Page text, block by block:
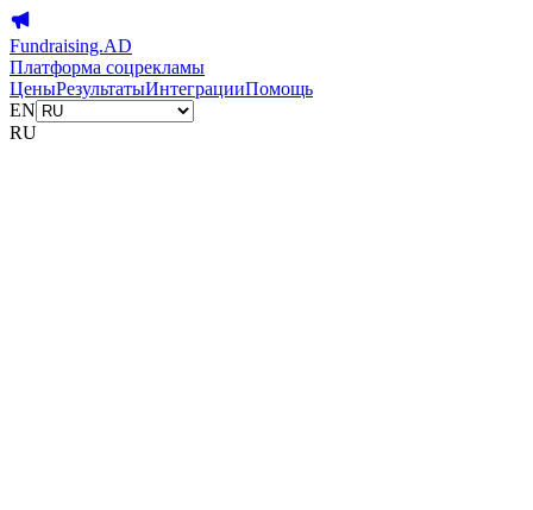
Fundraising.AD
Платформа соцрекламы
ЦеныРезультатыИнтеграцииПомощь
EN
RU